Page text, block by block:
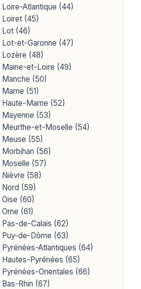
Atlantique (44)
Loiret (45)
Lot (46)
et-Garonne (47)
Lozère (48)
Maine-et-Loire (49)
(50)
(51)
Marne (52)
(53)
Meurthe-et-Moselle (54)
Meuse (55)
(56)
(57)
(58)
(59)
(60)
(61)
de-Calais (62)
de-Dôme (63)
Atlantiques (64)
Pyrénées (65)
Orientales (66)
Rhin (67)